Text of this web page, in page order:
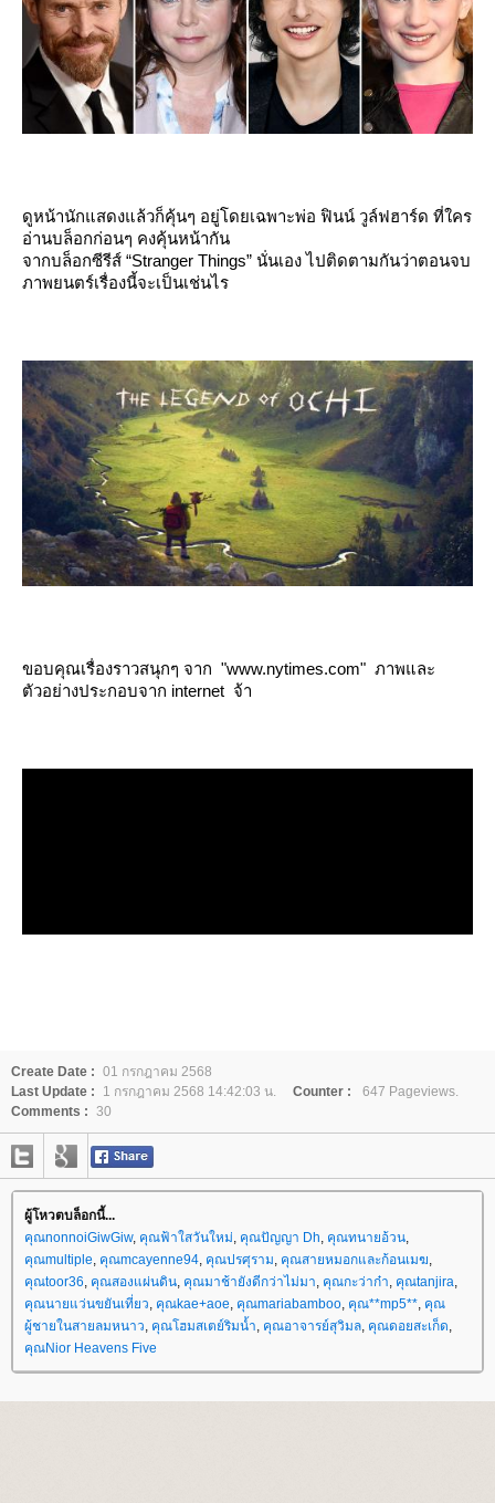
ดูหน้านักแสดงแล้วก็คุ้นๆ อยู่โดยเฉพาะพ่อ ฟินน์ วูล์ฟฮาร์ด ที่ใคร
อ่านบล็อกก่อนๆ คงคุ้นหน้ากัน
จากบล็อกซีรีส์ “Stranger Things” นั่นเอง ไปติดตามกันว่าตอนจบ
ภาพยนตร์เรื่องนี้จะเป็นเช่นไร
ขอบคุณเรื่องราวสนุกๆ จาก "www.nytimes.com" ภาพและ
ตัวอย่างประกอบจาก internet จ้า
Create Date : 01 กรกฎาคม 2568
Last Update :
1 กรกฎาคม 2568 14:42:03 น. Counter :
647 Pageviews.
Comments : 30
ผู้โหวตบล็อกนี้...
คุณnonnoiGiwGiw, คุณฟ้าใสวันใหม่, คุณปัญญา Dh, คุณทนายอ้วน,
คุณmultiple, คุณmcayenne94, คุณปรศุราม, คุณสายหมอกและก้อนเมฆ,
คุณtoor36, คุณสองแผ่นดิน, คุณมาช้ายังดีกว่าไม่มา, คุณกะว่าก๋า, คุณtanjira,
คุณนายแว่นขยันเที่ยว, คุณkae+aoe, คุณmariabamboo, คุณ**mp5**, คุณ
ผู้ชายในสายลมหนาว, คุณโฮมสเตย์ริมน้ำ, คุณอาจารย์สุวิมล, คุณดอยสะเก็ด,
คุณNior Heavens Five